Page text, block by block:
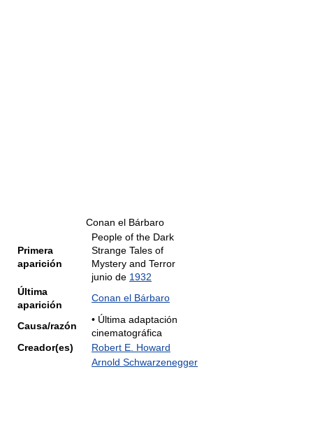
Conan el Bárbaro
Primera
aparición
People of the Dark
Strange Tales of
Mystery and Terror
junio de 1932
Última
aparición
Conan el Bárbaro
Causa/razón
• Última adaptación
cinematográfica
Creador(es)
Robert E. Howard
Arnold Schwarzenegger